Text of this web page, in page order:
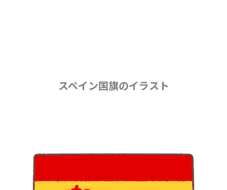
スペイン国旗のイラスト